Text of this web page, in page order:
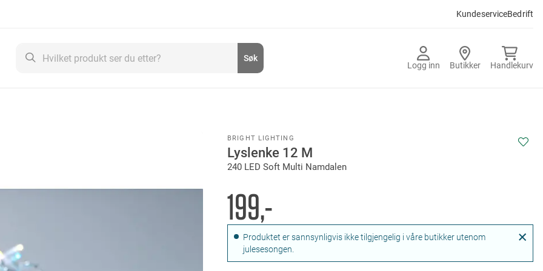
KundeserviceBedrift
Logg inn Butikker Handlekurv
Søk
BRIGHT LIGHTING
Lyslenke 12 M
240 LED Soft Multi Namdalen
199,-
Produktet er sannsynligvis ikke tilgjengelig i våre butikker utenom
julesesongen.